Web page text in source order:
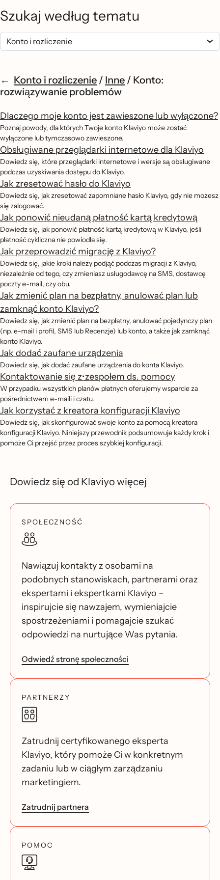
Szukaj według tematu
Konto i rozliczenie / Inne / Konto:
rozwiązywanie problemów
Dlaczego moje konto jest zawieszone lub wyłączone?
Poznaj powody, dla których Twoje konto Klaviyo może zostać
wyłączone lub tymczasowo zawieszone.
Obsługiwane przeglądarki internetowe dla Klaviyo
Dowiedz się, które przeglądarki internetowe i wersje są obsługiwane
podczas uzyskiwania dostępu do Klaviyo.
Jak zresetować hasło do Klaviyo
Dowiedz się, jak zresetować zapomniane hasło Klaviyo, gdy nie możesz
się zalogować.
Jak ponowić nieudaną płatność kartą kredytową
Dowiedz się, jak ponowić płatność kartą kredytową w Klaviyo, jeśli
płatność cykliczna nie powiodła się.
Jak przeprowadzić migrację z Klaviyo?
Dowiedz się, jakie kroki należy podjąć podczas migracji z Klaviyo,
niezależnie od tego, czy zmieniasz usługodawcę na SMS, dostawcę
poczty e-mail, czy obu.
Jak zmienić plan na bezpłatny, anulować plan lub
zamknąć konto Klaviyo?
Dowiedz się, jak zmienić plan na bezpłatny, anulować pojedynczy plan
(np. e-mail i profil, SMS lub Recenzje) lub konto, a także jak zamknąć
konto Klaviyo.
Jak dodać zaufane urządzenia
Dowiedz się, jak dodać zaufane urządzenia do konta Klaviyo.
Kontaktowanie się z•zespołem ds. pomocy
W przypadku wszystkich planów płatnych oferujemy wsparcie za
pośrednictwem e-maili i czatu.
Jak korzystać z kreatora konfiguracji Klaviyo
Dowiedz się, jak skonfigurować swoje konto za pomocą kreatora
konfiguracji Klaviyo. Niniejszy przewodnik podsumowuje każdy krok i
pomoże Ci przejść przez proces szybkiej konfiguracji.
Dowiedz się od Klaviyo więcej
SPOŁECZNOŚĆ
Nawiązuj kontakty z osobami na
podobnych stanowiskach, partnerami oraz
ekspertami i ekspertkami Klaviyo –
inspirujcie się nawzajem, wymieniajcie
spostrzeżeniami i pomagajcie szukać
odpowiedzi na nurtujące Was pytania.
Odwiedź stronę społeczności
PARTNERZY
Zatrudnij certyfikowanego eksperta
Klaviyo, który pomoże Ci w konkretnym
zadaniu lub w ciągłym zarządzaniu
marketingiem.
Zatrudnij partnera
POMOC